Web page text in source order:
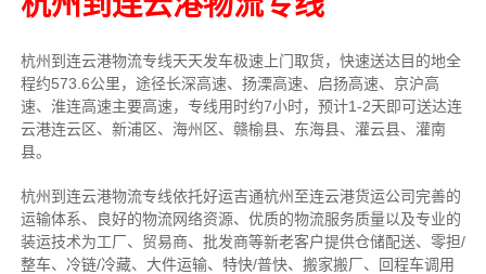
杭州到连云港物流专线天天发车极速上门取货，快速送达目的地全
程约573.6公里，途径长深高速、扬溧高速、启扬高速、京沪高
速、淮连高速主要高速，专线用时约7小时，预计1-2天即可送达连
云港连云区、新浦区、海州区、赣榆县、东海县、灌云县、灌南
县。
杭州到连云港物流专线依托好运吉通杭州至连云港货运公司完善的
运输体系、良好的物流网络资源、优质的物流服务质量以及专业的
装运技术为工厂、贸易商、批发商等新老客户提供仓储配送、零担/
整车、冷链/冷藏、大件运输、特快/普快、搬家搬厂、回程车调用